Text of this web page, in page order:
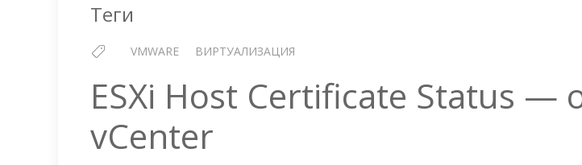
Теги
VMWARE ВИРТУАЛИЗАЦИЯ
ESXi Host Certificate Status —
vCenter